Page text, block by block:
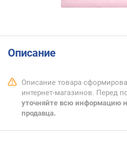
Описание
Описание товара
интернет-магазинов. Перед
уточняйте всю информацию
продавца.